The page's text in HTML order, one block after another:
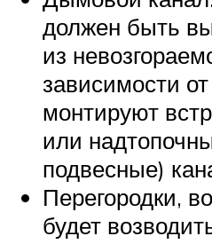
должен быть
из
зависимости
монтируют
или
подвесные)
Перегородки,
будет